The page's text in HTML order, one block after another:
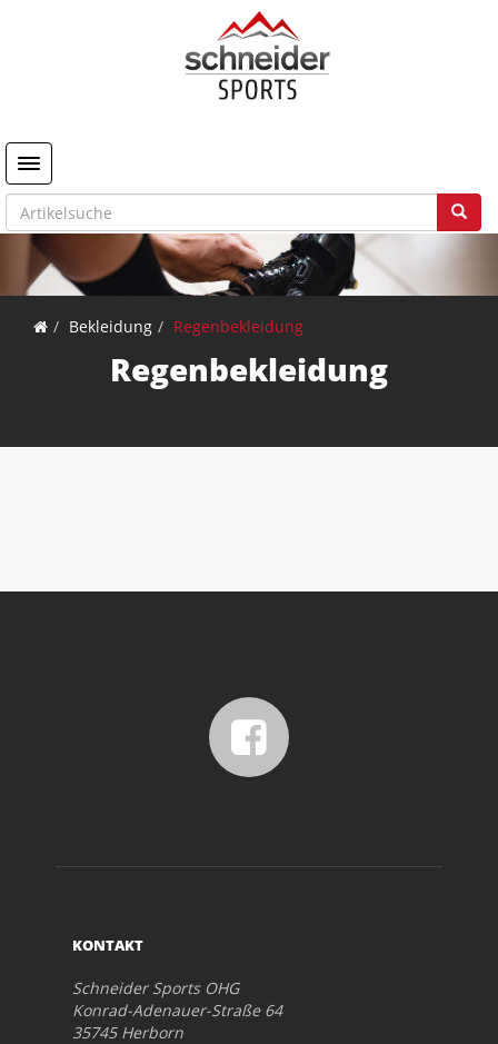
Toggle navigation
Bekleidung Regenbekleidung
Regenbekleidung
KONTAKT
Schneider Sports OHG
Konrad-Adenauer-Straße 64
35745 Herborn